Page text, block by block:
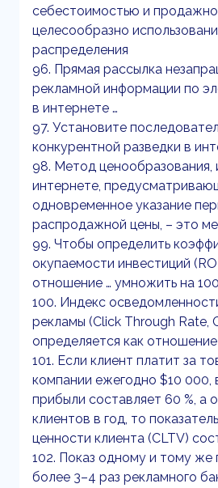
себестоимостью и
целесообразно
распределения
96. Прямая рассылка
рекламной информации по
в интернете …
97. Установите
конкурентной разведки в
98. Метод ценообразования,
интернете,
одновременное указание
распродажной цены, – это
99. Чтобы определить
окупаемости инвестиций
отношение … умножить на
100. Индекс
рекламы (Click Through Rate,
определяется как отношение
101. Если клиент платит за
компании ежегодно $10 000,
прибыли составляет 60 %, а
клиентов в год, то
ценности клиента (CLTV)
102. Показ одному и тому же
более 3–4 раз рекламного